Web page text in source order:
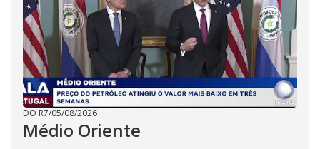
DO R7/05/08/2026
Médio Oriente